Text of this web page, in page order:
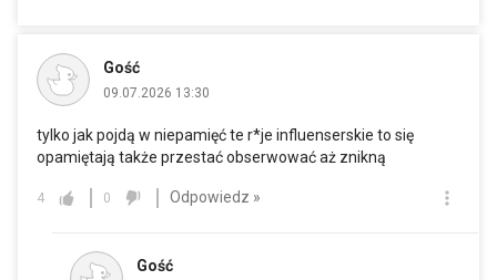
Gość
09.07.2026 13:30
tylko jak pojdą w niepamięć te r*je influenserskie to się
opamiętają także przestać obserwować aż znikną
4 0 Odpowiedz »
Gość